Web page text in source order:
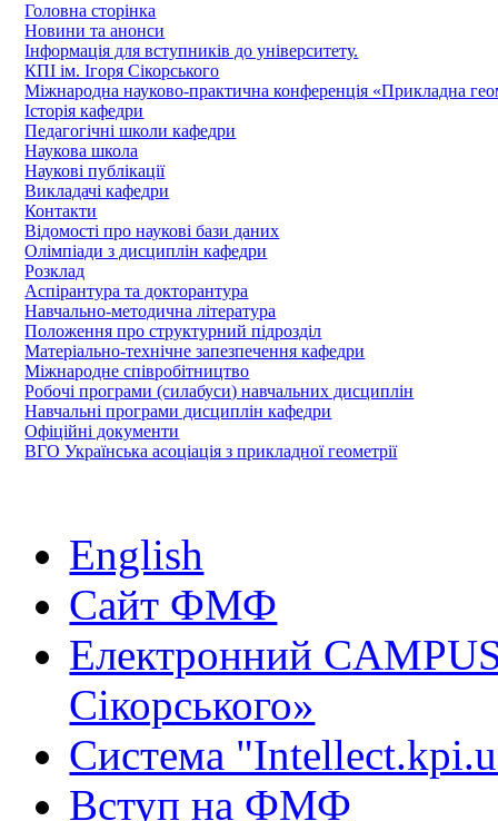
Головна сторінка
Новини та анонси
Інформація для вступників до університету.
КПІ ім. Ігоря Сікорського
Міжнародна науково-практична конференція «Прикладна
Історія кафедри
Педагогічні школи кафедри
Наукова школа
Наукові публікації
Викладачі кафедри
Контакти
Відомості про наукові бази даних
Олімпіади з дисциплін кафедри
Розклад
Аспірантура та докторантура
Навчально-методична література
Положення про структурний підрозділ
Матеріально-технічне запезпечення кафедри
Міжнародне співробітництво
Робочі програми (силабуси) навчальних дисциплін
Навчальні програми дисциплін кафедри
Офіційні документи
ВГО Українська асоціація з прикладної геометрії
English
Сайт ФМФ
Електронний
Сікорського»
Система
Вступ на ФМФ